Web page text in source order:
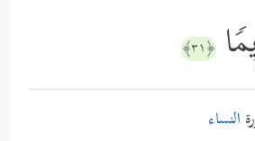
﴿٣١﴾
النساء